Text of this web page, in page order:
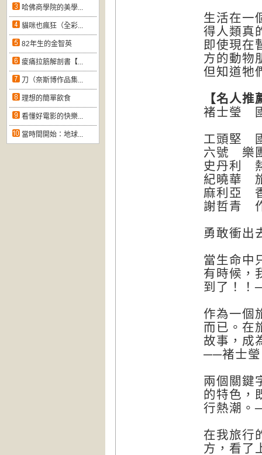
哈佛商學院的美學...
貓咪也瘋狂（全彩...
82年生的金智英
痠痛拉筋解剖書【...
刀（奈斯博作品集...
理想的簡單飲食
看懂好電影的快樂...
當時間開始：地球...
生活在一
得人類真
即使現在
方的動物
但知道牠
【名人推
褚士瑩
工頭堅
六號 樂
史丹利
紀曉華
麻利亞
謝哲青
勇敢衝出
當生命中
有時候，
到了！！
作為一個
而已。在
故事，成
──褚士瑩
兩個關鍵
的特色，
行熱潮。
在我旅行
方，看了